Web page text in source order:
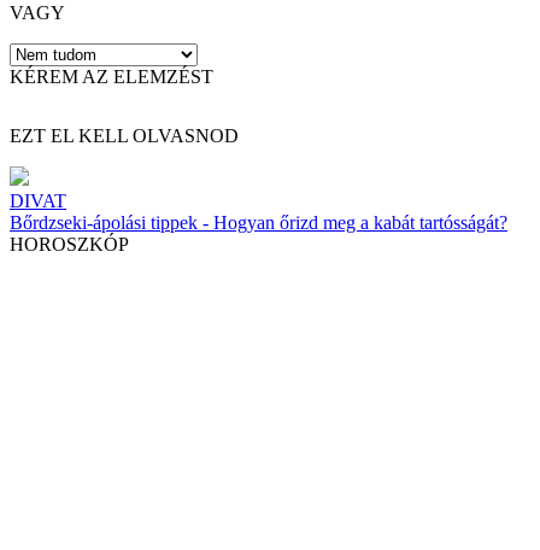
VAGY
KÉREM AZ ELEMZÉST
EZT EL KELL OLVASNOD
DIVAT
Bőrdzseki-ápolási tippek - Hogyan őrizd meg a kabát tartósságát?
HOROSZKÓP